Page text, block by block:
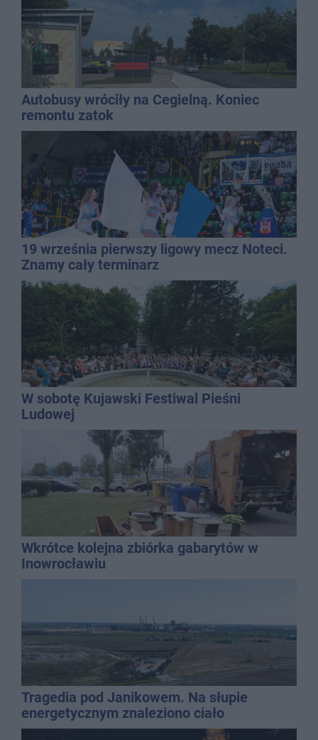
Autobusy wróciły na Cegielną. Koniec
remontu zatok
19 września pierwszy ligowy mecz Noteci.
Znamy cały terminarz
W sobotę Kujawski Festiwal Pieśni
Ludowej
Wkrótce kolejna zbiórka gabarytów w
Inowrocławiu
Tragedia pod Janikowem. Na słupie
energetycznym znaleziono ciało
mężczyzny